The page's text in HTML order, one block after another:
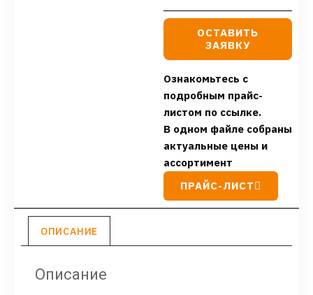
ОСТАВИТЬ
ЗАЯВКУ
Ознакомьтесь с
подробным прайс-
листом по ссылке.
В одном файле собраны
актуальные цены и
ассортимент
ПРАЙС-ЛИСТ
ОПИСАНИЕ
Описание